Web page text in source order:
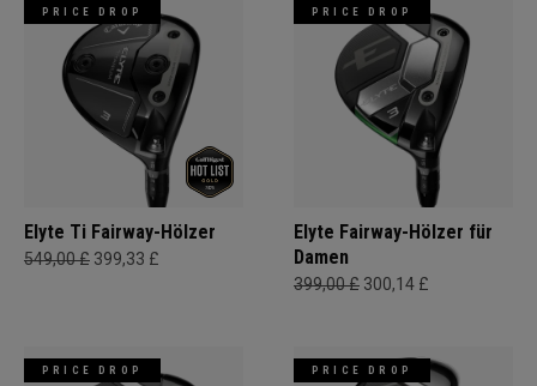
PRICE DROP
Elyte Ti Fairway-Hölzer
549,00 £ 399,33 £
PRICE DROP
Elyte Fairway-Hölzer für
Damen
399,00 £ 300,14 £
PRICE DROP PRICE DROP